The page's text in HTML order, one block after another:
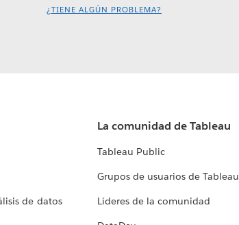
¿TIENE ALGÚN PROBLEMA?
de datos
La comunidad de Tableau
Tableau Public
Grupos de usuarios de Tableau
Líderes de la comunidad